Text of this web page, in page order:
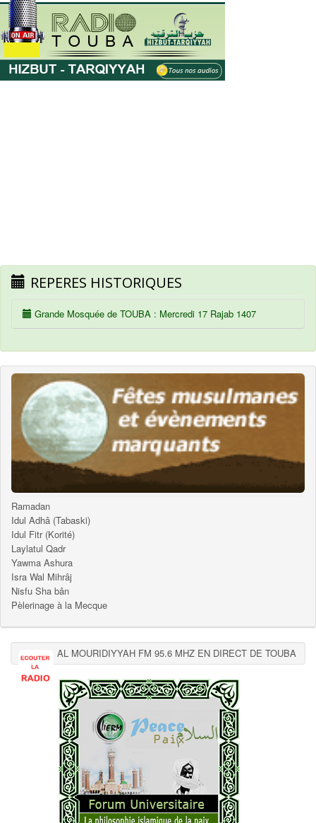
REPERES HISTORIQUES
Grande Mosquée de TOUBA : Mercredi 17 Rajab 1407
Ramadan
Idul Adhâ (Tabaski)
Idul Fitr (Korité)
Laylatul Qadr
Yawma Ashura
Isra Wal Mihrâj
Nisfu Sha bân
Pèlerinage à la Mecque
AL MOURIDIYYAH FM 95.6 MHZ EN DIRECT DE TOUBA